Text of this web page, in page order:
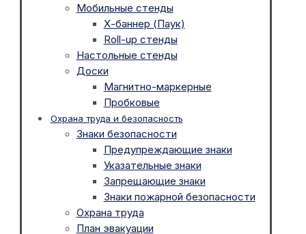
Мобильные стенды
Х-баннер (Паук)
Roll-up стенды
Настольные стенды
Доски
Магнитно-маркерные
Пробковые
Охрана труда и безопасность
Знаки безопасности
Предупреждающие знаки
Указательные знаки
Запрещающие знаки
Знаки пожарной безопасности
Охрана труда
План эвакуации